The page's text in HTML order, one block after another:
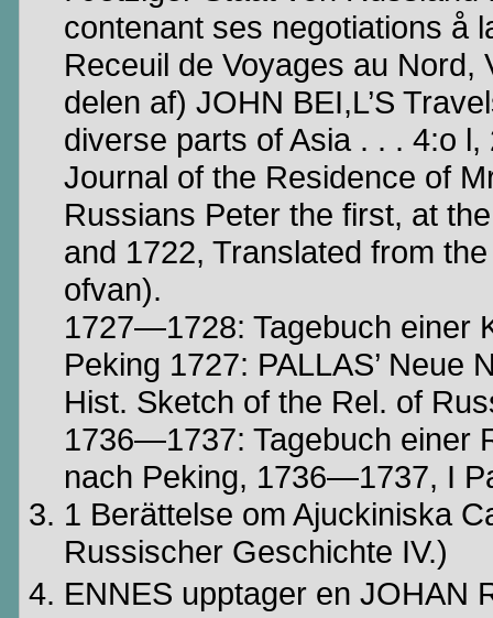
contenantses negotiations å
Receuil de Voyages au Nord,
delen af) JOHN BEI,L’S
diverse parts of Asia . . . 4:o
Journal of the Residence of
Russians Peter the first, at
and 1722, Translated from
ofvan).
1727—1728: Tagebuch einer
Peking 1727: PALLAS’ Neue
Hist. Sketch of the Rel. of
1736—1737: Tagebuch einer
nach Peking, 1736—1737, I
1 Berättelse om Ajuckiniska
Russischer Geschichte IV.)
ENNES upptager en JOHAN